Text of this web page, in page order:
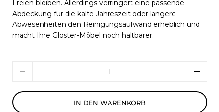
Freien bleiben. Allerdings verringert eine passende
Abdeckung für die kalte Jahreszeit oder längere
Abwesenheiten den Reinigungsaufwand erheblich und
macht Ihre Gloster-Möbel noch haltbarer.
IN DEN WARENKORB